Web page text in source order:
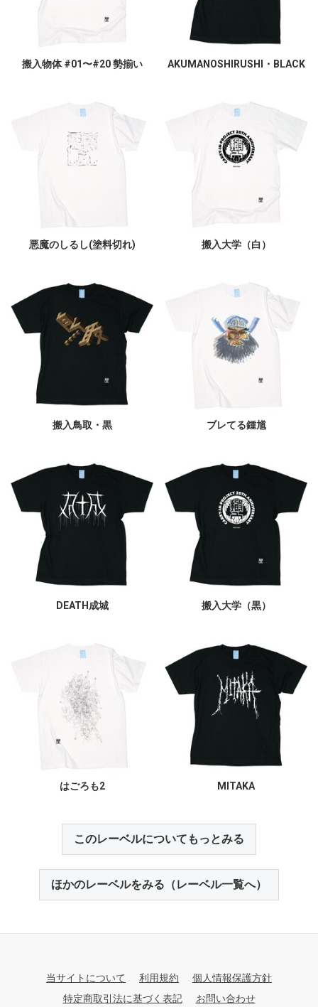
搬入物体 #01〜#20 勢揃い AKUMANOSHIRUSHI・BLACK
悪魔のしるし(塗料切れ) 搬入大学（白）
搬入鳥取・黒 ブレてる鍾馗
DEATH成城 搬入大学（黒）
はごろも2 MITAKA
このレーベルについてもっとみる
ほかのレーベルをみる（レーベル一覧へ）
当サイトについて 利用規約
個人情報保護方針
特定商取引法に基づく表記
お問い合わせ